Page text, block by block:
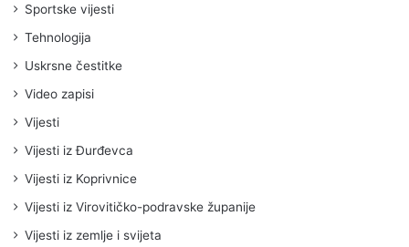
Sportske vijesti
Tehnologija
Uskrsne čestitke
Video zapisi
Vijesti
Vijesti iz Đurđevca
Vijesti iz Koprivnice
Vijesti iz Virovitičko-podravske županije
Vijesti iz zemlje i svijeta